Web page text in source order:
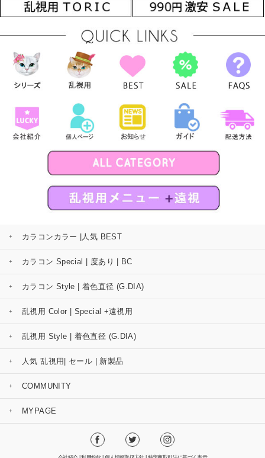
カラコンカラー |人気 BEST
カラコン Special | 度あり | BC
カラコン Style | 着色直径 (G.DIA)
乱視用 Color | Special +遠視用
乱視用 Style | 着色直径 (G.DIA)
人気 乱視用| セール | 新製品
COMMUNITY
MYPAGE